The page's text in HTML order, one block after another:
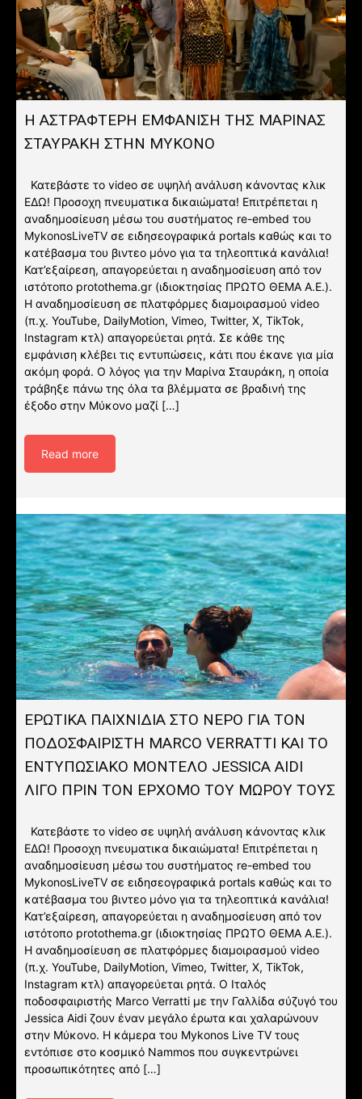
Η ΑΣΤΡΑΦΤΕΡΗ ΕΜΦΑΝΙΣΗ ΤΗΣ ΜΑΡΙΝΑΣ
ΣΤΑΥΡΑΚΗ ΣΤΗΝ ΜΥΚΟΝΟ
Κατεβάστε το video σε υψηλή ανάλυση κάνοντας κλικ
ΕΔΩ! Προσοχη πνευματικα δικαιώματα! Επιτρέπεται η
αναδημοσίευση μέσω του συστήματος re-embed του
MykonosLiveTV σε ειδησεογραφικά portals καθώς και το
κατέβασμα του βιντεο μόνο για τα τηλεοπτικά κανάλια!
Κατ’εξαίρεση, απαγορεύεται η αναδημοσίευση από τον
ιστότοπο protothema.gr (ιδιοκτησίας ΠΡΩΤΟ ΘΕΜΑ A.E.).
Η αναδημοσίευση σε πλατφόρμες διαμοιρασμού video
(π.χ. YouTube, DailyMotion, Vimeo, Twitter, X, TikTok,
Instagram κτλ) απαγορεύεται ρητά. Σε κάθε της
εμφάνιση κλέβει τις εντυπώσεις, κάτι που έκανε για μία
ακόμη φορά. Ο λόγος για την Μαρίνα Σταυράκη, η οποία
τράβηξε πάνω της όλα τα βλέμματα σε βραδινή της
έξοδο στην Μύκονο μαζί […]
Read more
ΕΡΩΤΙΚΑ ΠΑΙΧΝΙΔΙΑ ΣΤΟ ΝΕΡΟ ΓΙΑ ΤΟΝ
ΠΟΔΟΣΦΑΙΡΙΣΤΗ MARCO VERRATTI ΚΑΙ ΤΟ
ΕΝΤΥΠΩΣΙΑΚΟ ΜΟΝΤΕΛΟ JESSICA AIDI
ΛΙΓΟ ΠΡΙΝ ΤΟΝ ΕΡΧΟΜΟ ΤΟΥ ΜΩΡΟΥ ΤΟΥΣ
Κατεβάστε το video σε υψηλή ανάλυση κάνοντας κλικ
ΕΔΩ! Προσοχη πνευματικα δικαιώματα! Επιτρέπεται η
αναδημοσίευση μέσω του συστήματος re-embed του
MykonosLiveTV σε ειδησεογραφικά portals καθώς και το
κατέβασμα του βιντεο μόνο για τα τηλεοπτικά κανάλια!
Κατ’εξαίρεση, απαγορεύεται η αναδημοσίευση από τον
ιστότοπο protothema.gr (ιδιοκτησίας ΠΡΩΤΟ ΘΕΜΑ A.E.).
Η αναδημοσίευση σε πλατφόρμες διαμοιρασμού video
(π.χ. YouTube, DailyMotion, Vimeo, Twitter, X, TikTok,
Instagram κτλ) απαγορεύεται ρητά. Ο Ιταλός
ποδοσφαιριστής Marco Verratti με την Γαλλίδα σύζυγό του
Jessica Aidi ζουν έναν μεγάλο έρωτα και χαλαρώνουν
στην Μύκονο. Η κάμερα του Mykonos Live TV τους
εντόπισε στο κοσμικό Nammos που συγκεντρώνει
προσωπικότητες από […]